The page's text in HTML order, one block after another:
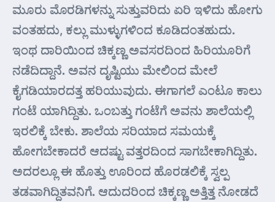
ಮೂರು ಮೊರಡಿಗಳನ್ನು ಸುತ್ತುವರಿದು ಏರಿ ಇಳಿದು ಹೋಗು
ವಂತಹದು, ಕಲ್ಲು ಮುಳ್ಳುಗಳಿಂದ ಕೂಡಿದಂತಹುದು.
ಇಂಥ ದಾರಿಯಿಂದ ಚಿಕ್ಕಣ್ಣ ಅವಸರದಿಂದ ಹಿರಿಯೂರಿಗೆ
ನಡೆದಿದ್ದಾನೆ. ಅವನ ದೃಷ್ಟಿಯು ಮೇಲಿಂದ ಮೇಲೆ
ಕೈಗಡಿಯಾರದತ್ತ ಹರಿಯುವುದು. ಈಗಾಗಲೆ ಎಂಟೂ ಕಾಲು
ಗಂಟೆ ಯಾಗಿದ್ದಿತು. ಒಂಬತ್ತು ಗಂಟೆಗೆ ಅವನು ಶಾಲೆಯಲ್ಲಿ
ಇರಲಿಕ್ಕೆ ಬೇಕು. ಶಾಲೆಯ ಸರಿಯಾದ ಸಮಯಕ್ಕೆ
ಹೋಗಬೇಕಾದರೆ ಆದಷ್ಟು ವತ್ತರದಿಂದ ಸಾಗಬೇಕಾಗಿದ್ದಿತು.
ಅದರಲ್ಲೂ ಈ ಹೊತ್ತು ಊರಿಂದ ಹೊರಡಲಿಕ್ಕೆ ಸ್ವಲ್ಪ
ತಡವಾಗಿದ್ದಿತವನಿಗೆ. ಆದುದರಿಂದ ಚಿಕ್ಕಣ್ಣ ಅತ್ತಿತ್ತ ನೋಡದೆ